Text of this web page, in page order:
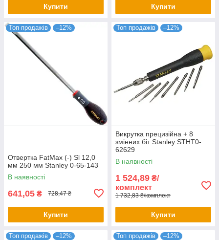
Купити Купити
Топ продажів –12%
Отвертка FatMax (-) Sl 12,0
мм 250 мм Stanley 0-65-143
В наявності
641,05 ₴ 728,47 ₴
Купити
Топ продажів –12%
Викрутка прецизійна + 8
змінних біт Stanley STHT0-
62629
В наявності
1 524,89 ₴/
комплект
1 732,83 ₴/комплект
Купити
Топ продажів –12% Топ продажів –12%